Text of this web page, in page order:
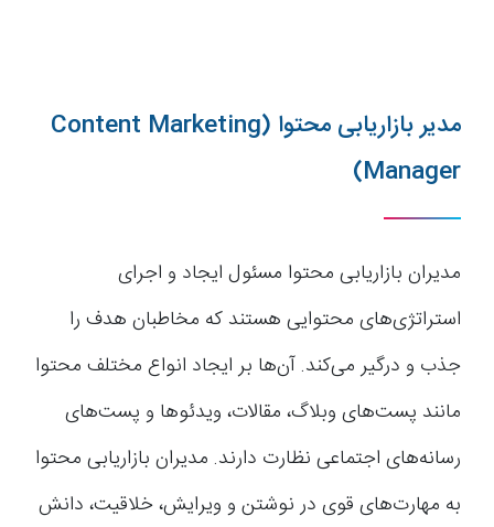
مدیر بازاریابی محتوا (Content Marketing
Manager)
مدیران بازاریابی محتوا مسئول ایجاد و اجرای
استراتژی‌های محتوایی هستند که مخاطبان هدف را
جذب و درگیر می‌کند. آن‌ها بر ایجاد انواع مختلف محتوا
مانند پست‌های وبلاگ، مقالات، ویدئوها و پست‌های
رسانه‌های اجتماعی نظارت دارند. مدیران بازاریابی محتوا
به مهارت‌های قوی در نوشتن و ویرایش، خلاقیت، دانش